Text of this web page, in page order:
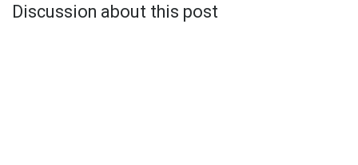
Discussion about this post